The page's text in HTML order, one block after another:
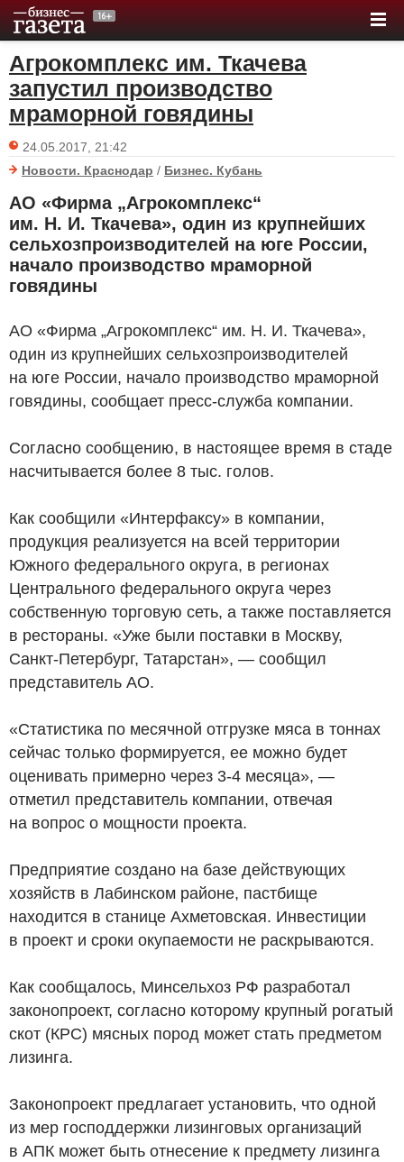
Агрокомплекс им. Ткачева
запустил производство
мраморной говядины
24.05.2017, 21:42
Новости. Краснодар / Бизнес. Кубань
АО «Фирма „Агрокомплекс“
им. Н. И. Ткачева», один из крупнейших
сельхозпроизводителей на юге России,
начало производство мраморной
говядины
АО «Фирма „Агрокомплекс“ им. Н. И. Ткачева»,
один из крупнейших сельхозпроизводителей
на юге России, начало производство мраморной
говядины, сообщает пресс-служба компании.
Согласно сообщению, в настоящее время в стаде
насчитывается более 8 тыс. голов.
Как сообщили «Интерфаксу» в компании,
продукция реализуется на всей территории
Южного федерального округа, в регионах
Центрального федерального округа через
собственную торговую сеть, а также поставляется
в рестораны. «Уже были поставки в Москву,
Санкт-Петербург, Татарстан», — сообщил
представитель АО.
«Статистика по месячной отгрузке мяса в тоннах
сейчас только формируется, ее можно будет
оценивать примерно через 3-4 месяца», —
отметил представитель компании, отвечая
на вопрос о мощности проекта.
Предприятие создано на базе действующих
хозяйств в Лабинском районе, пастбище
находится в станице Ахметовская. Инвестиции
в проект и сроки окупаемости не раскрываются.
Как сообщалось, Минсельхоз РФ разработал
законопроект, согласно которому крупный рогатый
скот (КРС) мясных пород может стать предметом
лизинга.
Законопроект предлагает установить, что одной
из мер господдержки лизинговых организаций
в АПК может быть отнесение к предмету лизинга